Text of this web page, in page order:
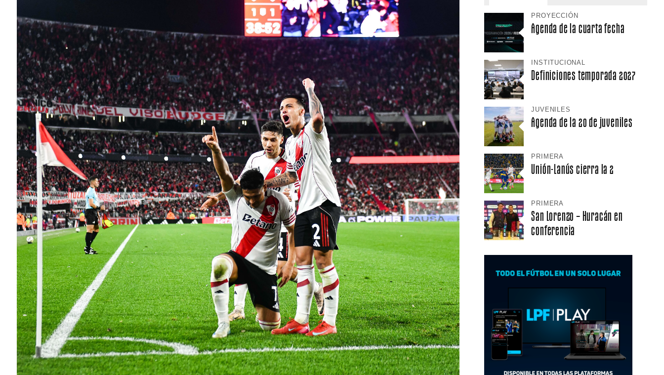
PROYECCIÓN
Agenda de la cuarta fecha
INSTITUCIONAL
Definiciones temporada 2027
JUVENILES
Agenda de la 20 de juveniles
PRIMERA
Unión-Lanús cierra la 2
PRIMERA
San Lorenzo – Huracán en
conferencia